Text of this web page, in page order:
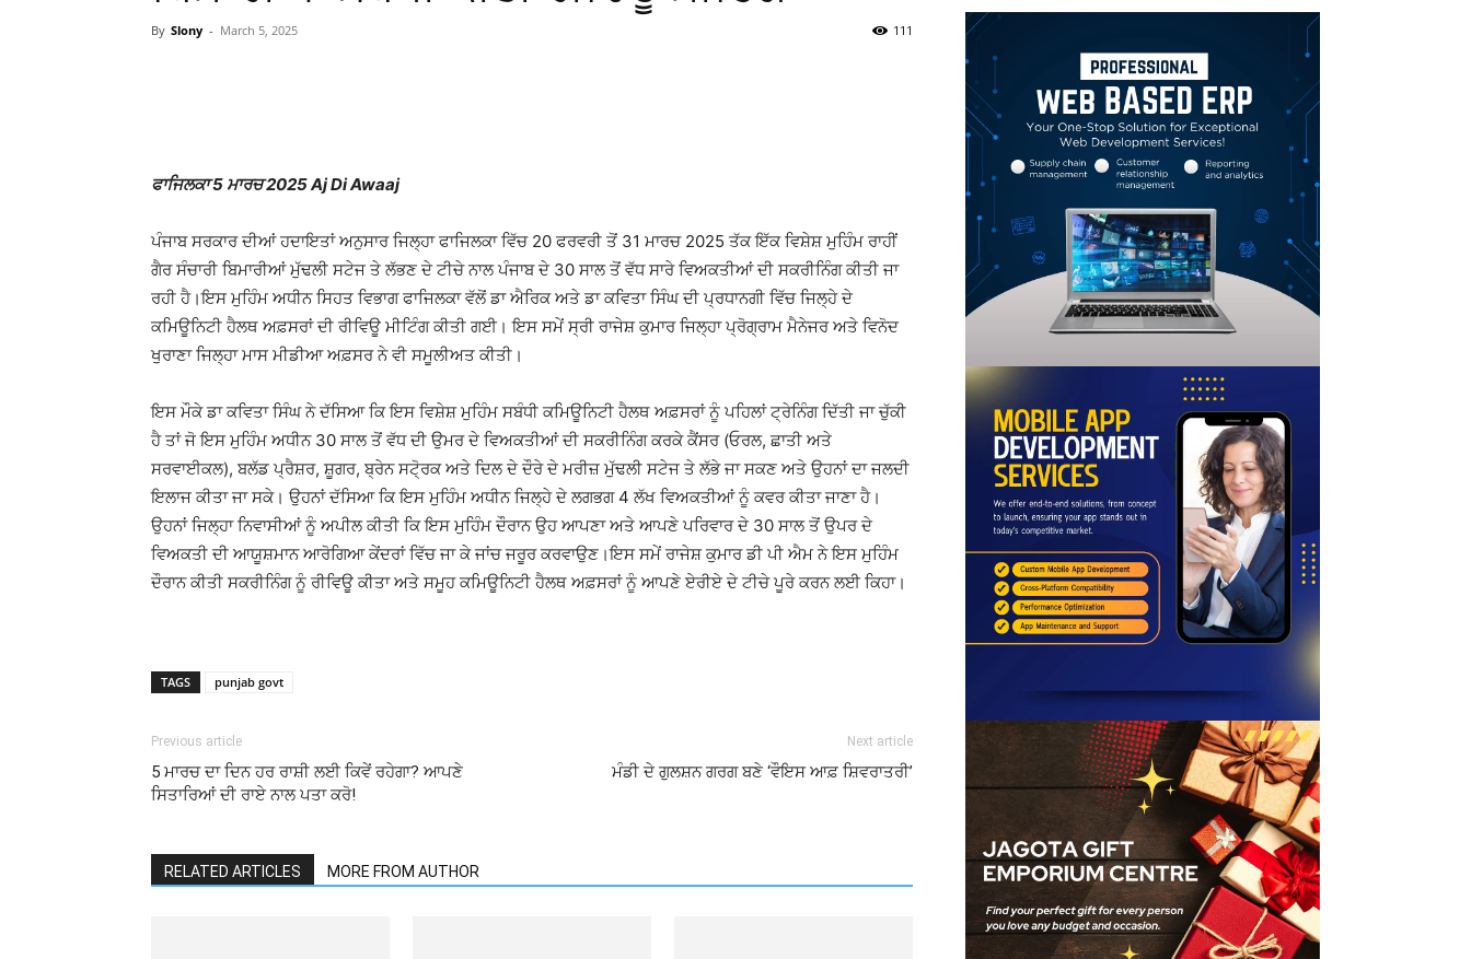
By Slony - March 5, 2025 111
Email Print
ਫਾਜਿਲਕਾ 5 ਮਾਰਚ 2025 Aj Di Awaaj
ਪੰਜਾਬ ਸਰਕਾਰ ਦੀਆਂ ਹਦਾਇਤਾਂ ਅਨੁਸਾਰ ਜਿਲ੍ਹਾ ਫਾਜਿਲਕਾ ਵਿੱਚ 20 ਫਰਵਰੀ ਤੋਂ 31 ਮਾਰਚ 2025 ਤੱਕ ਇੱਕ ਵਿਸ਼ੇਸ਼ ਮੁਹਿੰਮ ਰਾਹੀਂ
ਗੈਰ ਸੰਚਾਰੀ ਬਿਮਾਰੀਆਂ ਮੁੱਢਲੀ ਸਟੇਜ ਤੇ ਲੱਭਣ ਦੇ ਟੀਚੇ ਨਾਲ ਪੰਜਾਬ ਦੇ 30 ਸਾਲ ਤੋਂ ਵੱਧ ਸਾਰੇ ਵਿਅਕਤੀਆਂ ਦੀ ਸਕਰੀਨਿੰਗ ਕੀਤੀ ਜਾ
ਰਹੀ ਹੈ।ਇਸ ਮੁਹਿੰਮ ਅਧੀਨ ਸਿਹਤ ਵਿਭਾਗ ਫਾਜਿਲਕਾ ਵੱਲੋਂ ਡਾ ਐਰਿਕ ਅਤੇ ਡਾ ਕਵਿਤਾ ਸਿੰਘ ਦੀ ਪ੍ਰਧਾਨਗੀ ਵਿੱਚ ਜਿਲ੍ਹੇ ਦੇ
ਕਮਿਊਨਿਟੀ ਹੈਲਥ ਅਫ਼ਸਰਾਂ ਦੀ ਰੀਵਿਊ ਮੀਟਿੰਗ ਕੀਤੀ ਗਈ। ਇਸ ਸਮੇਂ ਸ੍ਰੀ ਰਾਜੇਸ਼ ਕੁਮਾਰ ਜਿਲ੍ਹਾ ਪ੍ਰੋਗ੍ਰਾਮ ਮੈਨੇਜਰ ਅਤੇ ਵਿਨੋਦ
ਖੁਰਾਣਾ ਜਿਲ੍ਹਾ ਮਾਸ ਮੀਡੀਆ ਅਫ਼ਸਰ ਨੇ ਵੀ ਸਮੂਲੀਅਤ ਕੀਤੀ।
ਇਸ ਮੌਕੇ ਡਾ ਕਵਿਤਾ ਸਿੰਘ ਨੇ ਦੱਸਿਆ ਕਿ ਇਸ ਵਿਸ਼ੇਸ਼ ਮੁਹਿੰਮ ਸਬੰਧੀ ਕਮਿਊਨਿਟੀ ਹੈਲਥ ਅਫ਼ਸਰਾਂ ਨੂੰ ਪਹਿਲਾਂ ਟ੍ਰੇਨਿੰਗ ਦਿੱਤੀ ਜਾ ਚੁੱਕੀ
ਹੈ ਤਾਂ ਜੋ ਇਸ ਮੁਹਿੰਮ ਅਧੀਨ 30 ਸਾਲ ਤੋਂ ਵੱਧ ਦੀ ਉਮਰ ਦੇ ਵਿਅਕਤੀਆਂ ਦੀ ਸਕਰੀਨਿੰਗ ਕਰਕੇ ਕੈਂਸਰ (ਓਰਲ, ਛਾਤੀ ਅਤੇ
ਸਰਵਾਈਕਲ), ਬਲੱਡ ਪ੍ਰੈਸ਼ਰ, ਸ਼ੂਗਰ, ਬ੍ਰੇਨ ਸਟੋ੍ਰਕ ਅਤੇ ਦਿਲ ਦੇ ਦੌਰੇ ਦੇ ਮਰੀਜ਼ ਮੁੱਢਲੀ ਸਟੇਜ ਤੇ ਲੱਭੇ ਜਾ ਸਕਣ ਅਤੇ ਉਹਨਾਂ ਦਾ ਜਲਦੀ
ਇਲਾਜ ਕੀਤਾ ਜਾ ਸਕੇ। ਉਹਨਾਂ ਦੱਸਿਆ ਕਿ ਇਸ ਮੁਹਿੰਮ ਅਧੀਨ ਜਿਲ੍ਹੇ ਦੇ ਲਗਭਗ 4 ਲੱਖ ਵਿਅਕਤੀਆਂ ਨੂੰ ਕਵਰ ਕੀਤਾ ਜਾਣਾ ਹੈ।
ਉਹਨਾਂ ਜਿਲ੍ਹਾ ਨਿਵਾਸੀਆਂ ਨੂੰ ਅਪੀਲ ਕੀਤੀ ਕਿ ਇਸ ਮੁਹਿੰਮ ਦੌਰਾਨ ਉਹ ਆਪਣਾ ਅਤੇ ਆਪਣੇ ਪਰਿਵਾਰ ਦੇ 30 ਸਾਲ ਤੋਂ ਉਪਰ ਦੇ
ਵਿਅਕਤੀ ਦੀ ਆਯੂਸ਼ਮਾਨ ਆਰੋਗਿਆ ਕੇਂਦਰਾਂ ਵਿੱਚ ਜਾ ਕੇ ਜਾਂਚ ਜਰੂਰ ਕਰਵਾਉਣ।ਇਸ ਸਮੇਂ ਰਾਜੇਸ਼ ਕੁਮਾਰ ਡੀ ਪੀ ਐਮ ਨੇ ਇਸ ਮੁਹਿੰਮ
ਦੌਰਾਨ ਕੀਤੀ ਸਕਰੀਨਿੰਗ ਨੂੰ ਰੀਵਿਊ ਕੀਤਾ ਅਤੇ ਸਮੂਹ ਕਮਿਊਨਿਟੀ ਹੈਲਥ ਅਫ਼ਸਰਾਂ ਨੂੰ ਆਪਣੇ ਏਰੀਏ ਦੇ ਟੀਚੇ ਪੂਰੇ ਕਰਨ ਲਈ ਕਿਹਾ।
TAGS punjab govt
Previous article
5 ਮਾਰਚ ਦਾ ਦਿਨ ਹਰ ਰਾਸ਼ੀ ਲਈ ਕਿਵੇਂ ਰਹੇਗਾ? ਆਪਣੇ
ਸਿਤਾਰਿਆਂ ਦੀ ਰਾਏ ਨਾਲ ਪਤਾ ਕਰੋ!
Next article
ਮੰਡੀ ਦੇ ਗੁਲਸ਼ਨ ਗਰਗ ਬਣੇ ‘ਵੌਇਸ ਆਫ਼ ਸ਼ਿਵਰਾਤਰੀ’
RELATED ARTICLES MORE FROM AUTHOR